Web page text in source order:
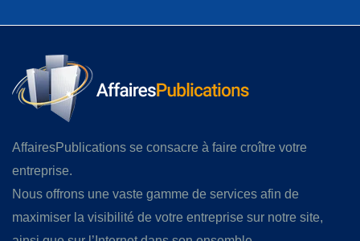
AffairesPublications se consacre à faire croître votre
entreprise.
Nous offrons une vaste gamme de services afin de
maximiser la visibilité de votre entreprise sur notre site,